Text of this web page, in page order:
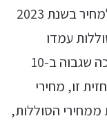
בירידה של מעל 40 אחוזים בהשוואה למחיר בשנת 2023
עמדו
ב-2023 על כ-149 דולר לקוט״ש, הערכה שגבוה ב-10
זו, מחירי
הסוללות,